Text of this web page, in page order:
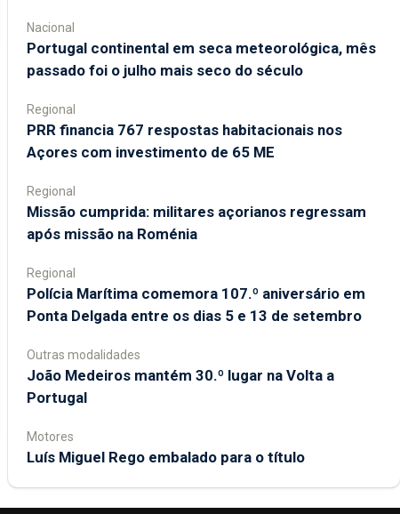
Nacional
Portugal continental em seca meteorológica, mês
passado foi o julho mais seco do século
Regional
PRR financia 767 respostas habitacionais nos
Açores com investimento de 65 ME
Regional
Missão cumprida: militares açorianos regressam
após missão na Roménia
Regional
Polícia Marítima comemora 107.º aniversário em
Ponta Delgada entre os dias 5 e 13 de setembro
Outras modalidades
João Medeiros mantém 30.º lugar na Volta a
Portugal
Motores
Luís Miguel Rego embalado para o título